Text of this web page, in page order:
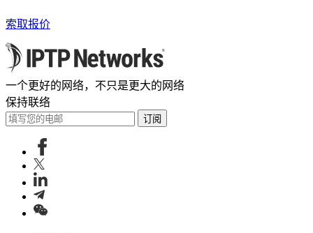
索取报价
一个更好的网络，不只是更大的网络
保持联络
订阅